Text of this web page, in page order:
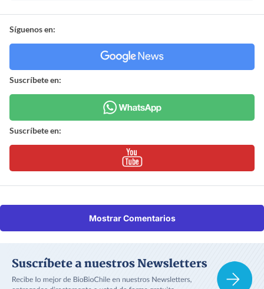
Síguenos en:
Suscríbete en:
Suscríbete en:
Mostrar Comentarios